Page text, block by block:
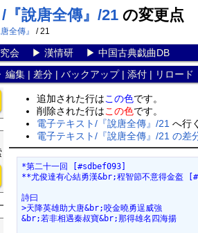
『說唐全傳』/21 の変更点
唐全傳』 / 21
会▶ 漢情研▶ 中国古典戯曲DB
編集| 差分| バックアップ| 添付| リロード
追加された行はこの色です。
削除された行はこの色です。
電子テキスト/『說唐全傳』/21へ行
電子テキスト/『說唐全傳』/21 の差
*第二十一回 [#sdbef093]
**尤俊達有心結勇漢&br;程智節不意得金盔
詩曰
>天降英雄助大唐&br;咬金曉勇逞威強
&br;若非相遇秦叔寶&br;那得雄名四海揚